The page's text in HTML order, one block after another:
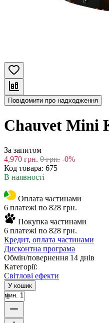
Повідомити про надходження
Chauvet Mini
За запитом
4,970 грн. 0 грн. -0%
Код товара: 675
В наявності
Оплата частинами
6 платежі по 828 грн.
Покупка частинами
6 платежі по 828 грн.
Кредит, оплата частинами
Дисконтна програма
Обмін/повернення 14 днів
Категорії:
Світлові ефекти
У кошик
мин. 1